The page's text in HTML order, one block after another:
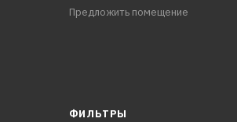
Предложить помещение
ФИЛЬТРЫ